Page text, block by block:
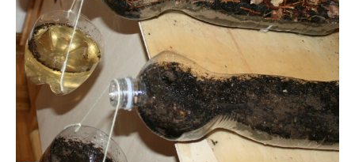
LAVORETTI
Primavera
raccolte
di links
a tema
STAGIONI
classe
4a
classe
5a
dai
6
anni